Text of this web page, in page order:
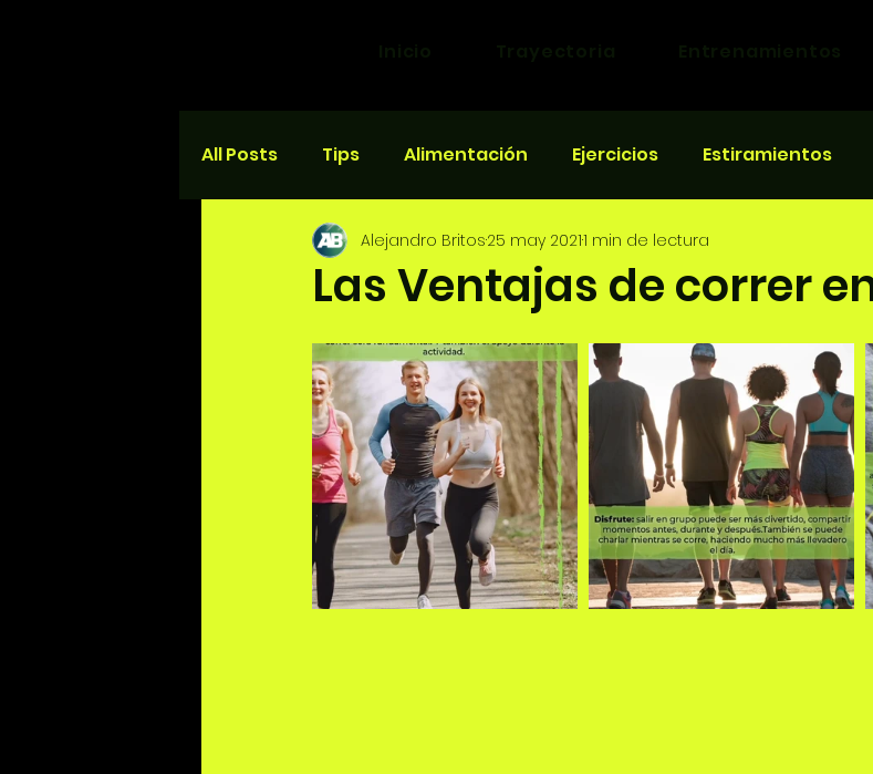
All Posts Tips Alimentación Ejercicios Estiramientos
Salud y bienestar Carreras
Las Ventajas de correr
Alejandro Britos25 may 20211 min de lectura